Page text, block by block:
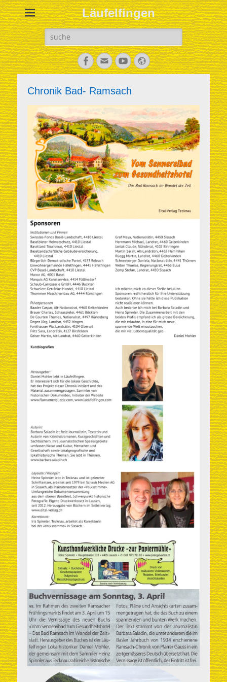
Läufelfingen
Search
for:
Facebook
EmailYouTubeWebsite
Chronik Bad- Ramsach